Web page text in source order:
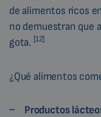
de alimentos ricos
no demuestran que
gota. [12]
¿Qué alimentos
Productos